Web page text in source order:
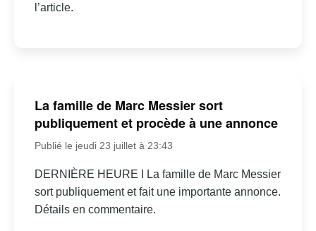
l’article.
La famille de Marc Messier sort
publiquement et procède à une annonce
Publié le jeudi 23 juillet à 23:43
DERNIÈRE HEURE I La famille de Marc Messier
sort publiquement et fait une importante annonce.
Détails en commentaire.